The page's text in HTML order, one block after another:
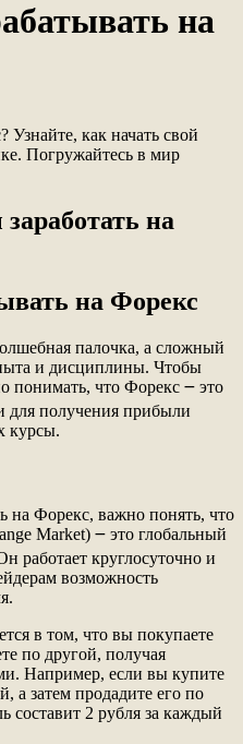
на
Узнайте, как начать свой
Погружайтесь в мир
на
на Форекс
палочка, а сложный
и дисциплины. Чтобы
понимать, что Форекс ౼ это
для получения прибыли
курсы.
на Форекс, важно понять, что
Market) ౼ это глобальный
работает круглосуточно и
возможность
в том, что вы покупаете
по другой, получая
Например, если вы купите
а затем продадите его по
составит 2 рубля за каждый